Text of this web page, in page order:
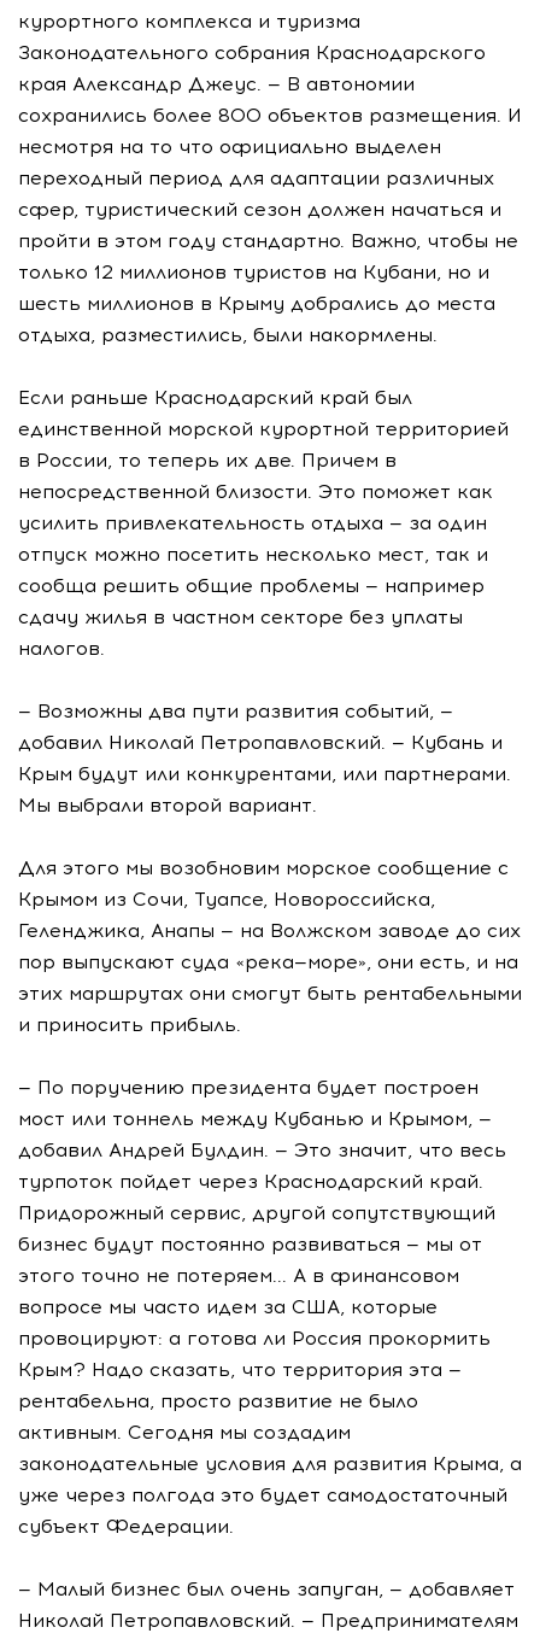
курортного комплекса и туризма
Законодательного собрания Краснодарского
края Александр Джеус. — В автономии
сохранились более 800 объектов размещения. И
несмотря на то что официально выделен
переходный период для адаптации различных
сфер, туристический сезон должен начаться и
пройти в этом году стандартно. Важно, чтобы не
только 12 миллионов туристов на Кубани, но и
шесть миллионов в Крыму добрались до места
отдыха, разместились, были накормлены.
Если раньше Краснодарский край был
единственной морской курортной территорией
в России, то теперь их две. Причем в
непосредственной близости. Это поможет как
усилить привлекательность отдыха — за один
отпуск можно посетить несколько мест, так и
сообща решить общие проблемы — например
сдачу жилья в частном секторе без уплаты
налогов.
— Возможны два пути развития событий, —
добавил Николай Петропавловский. — Кубань и
Крым будут или конкурентами, или партнерами.
Мы выбрали второй вариант.
Для этого мы возобновим морское сообщение с
Крымом из Сочи, Туапсе, Новороссийска,
Геленджика, Анапы — на Волжском заводе до сих
пор выпускают суда «река—море», они есть, и на
этих маршрутах они смогут быть рентабельными
и приносить прибыль.
— По поручению президента будет построен
мост или тоннель между Кубанью и Крымом, —
добавил Андрей Булдин. — Это значит, что весь
турпоток пойдет через Краснодарский край.
Придорожный сервис, другой сопутствующий
бизнес будут постоянно развиваться — мы от
этого точно не потеряем... А в финансовом
вопросе мы часто идем за США, которые
провоцируют: а готова ли Россия прокормить
Крым? Надо сказать, что территория эта —
рентабельна, просто развитие не было
активным. Сегодня мы создадим
законодательные условия для развития Крыма, а
уже через полгода это будет самодостаточный
субъект Федерации.
— Малый бизнес был очень запуган, — добавляет
Николай Петропавловский. — Предпринимателям